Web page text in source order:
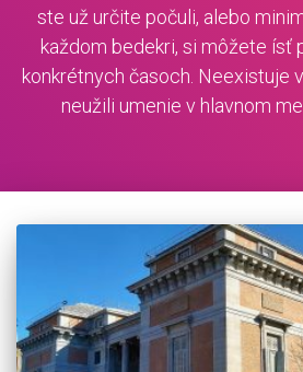
ste už určite počuli, alebo
každom bedekri, si môžete ísť
konkrétnych časoch. Neexistuje
neužili umenie v hlavnom